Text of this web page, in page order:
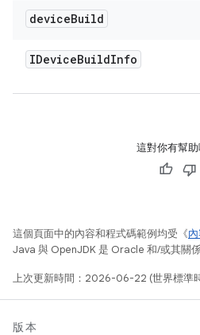
deviceBuild
IDeviceBuildInfo
這對你有幫助
這個頁面中的內容和程式碼範例均受《
Java 與 OpenJDK 是 Oracle 和/或其關
上次更新時間：2026-06-22 (世界標準
版本